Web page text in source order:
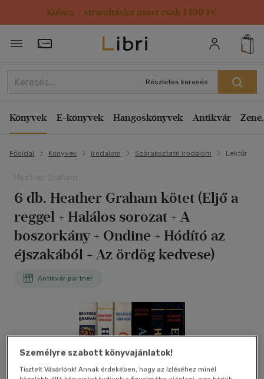
Kulacs / strandtáska most csak 1499 Ft!
Törzsvásárlói Kártya adatai
Részletes keresés
Könyvek E-könyvek Hangoskönyvek Antikvár
Főoldal Könyvek Irodalom Szórakoztató irodalom Lektűr
6 db. Heather Graham kötet (Eljő a
reggel + Halálos sorozat + A
boszorkány + Ondine + Hódító az
éjszakából + Az ördög kedvese)
Antikvár partner
Személyre szabott könyvajánlatok!
Tisztelt Vásárlónk! Annak érdekében, hogy az ízléséhez minél